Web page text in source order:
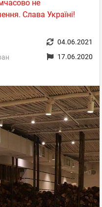
не
Слава Україні!
04.06.2021
17.06.2020